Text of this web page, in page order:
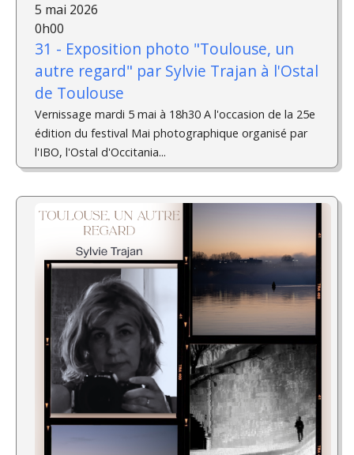
5 mai 2026
0h00
31 - Exposition photo "Toulouse, un
autre regard" par Sylvie Trajan à l'Ostal
de Toulouse
Vernissage mardi 5 mai à 18h30 A l'occasion de la 25e
édition du festival Mai photographique organisé par
l'IBO, l'Ostal d'Occitania...